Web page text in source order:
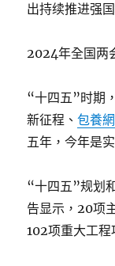
出持续推进强
2024年全国
“十四五”时期
新征程、包養網
五年，今年是
“十四五”规划
告显示，20项
102项重大工